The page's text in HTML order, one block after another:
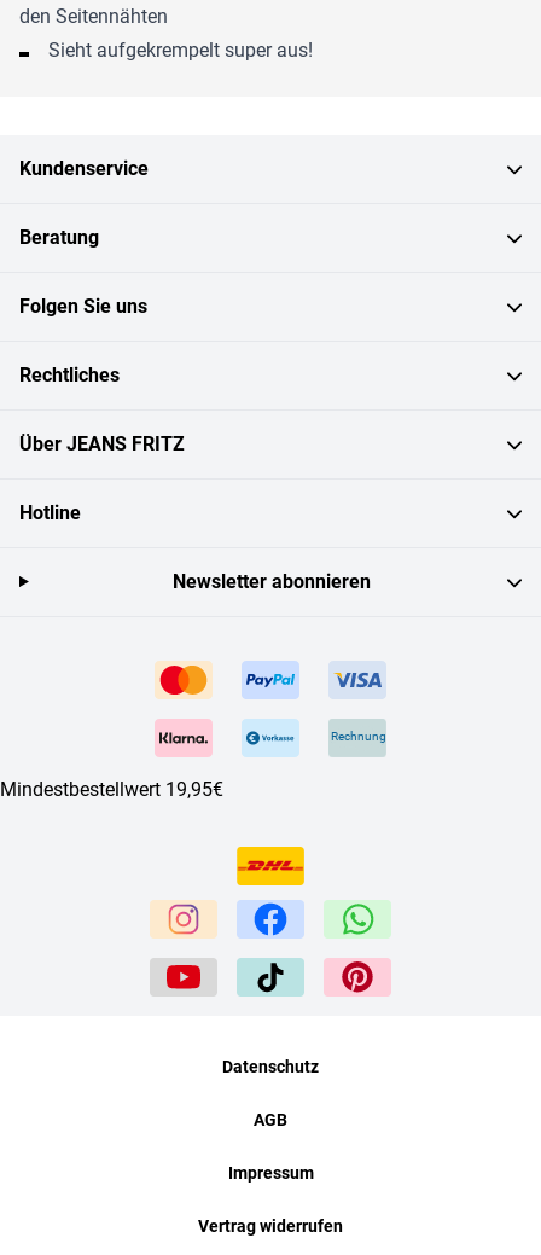
den Seitennähten
Sieht aufgekrempelt super aus!
Kundenservice
Beratung
Folgen Sie uns
Rechtliches
Über JEANS FRITZ
Hotline
Rechnung
Mindestbestellwert 19,95€
Newsletter abonnieren
Datenschutz
AGB
Impressum
Vertrag widerrufen